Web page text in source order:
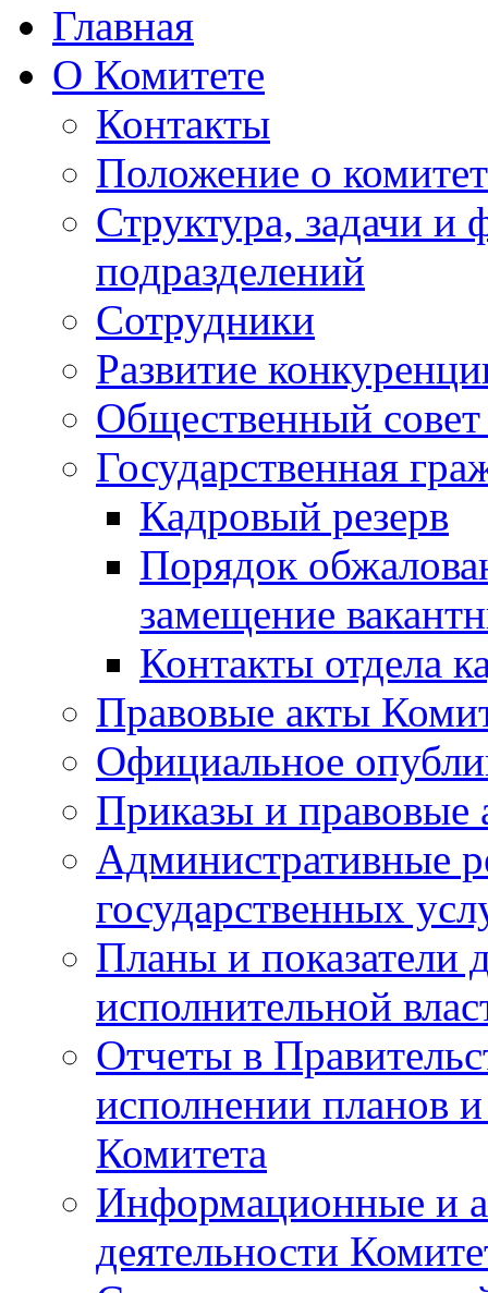
Главная
О Комитете
Контакты
Положение о
Структура, задачи и
подразделений
Сотрудники
Развитие
Общественный совет
Государственная
Кадровый резерв
Порядок
замещение
Контакты отдела
Правовые акты
Официальное
Приказы и правовые
Административные
государственных
Планы и показатели
исполнительной
Отчеты в
исполнении планов и
Комитета
Информационные и
деятельности